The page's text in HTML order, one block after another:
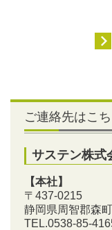
ご連絡先はこ
サステン株式
【本社】
〒437-0215
静岡県周智郡森
TEL.0538-85-